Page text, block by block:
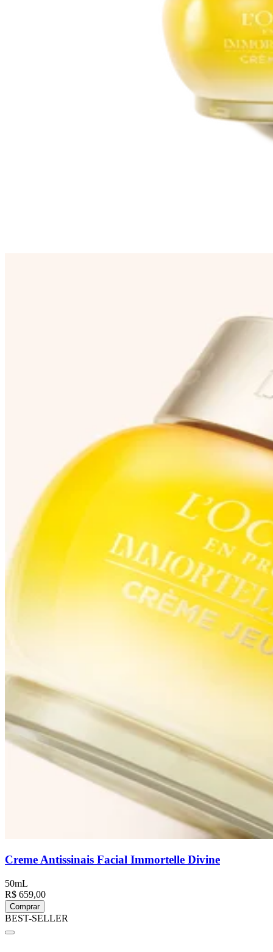
Creme Antissinais Facial Immortelle Divine
50mL
R$ 659,00
Comprar
BEST-SELLER